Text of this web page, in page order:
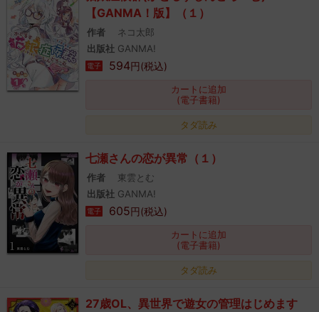
【GANMA！版】（１）
作者
ネコ太郎
出版社 GANMA!
電子 594円(税込)
カートに追加
(電子書籍)
タダ読み
七瀬さんの恋が異常（１）
作者
東雲とむ
出版社 GANMA!
電子 605円(税込)
カートに追加
(電子書籍)
タダ読み
27歳OL、異世界で遊女の管理はじめます